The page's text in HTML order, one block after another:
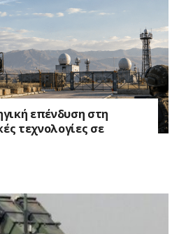
επένδυση στη
τεχνολογίες σε